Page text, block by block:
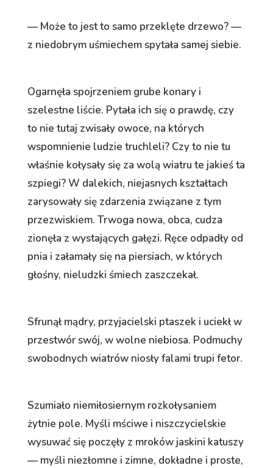
— Może to jest to samo przeklęte drzewo? —
z niedobrym uśmiechem spytała samej siebie.
Ogarnęła spojrzeniem grube konary i
szelestne liście. Pytała ich się o prawdę, czy
to nie tutaj zwisały owoce, na których
wspomnienie ludzie truchleli? Czy to nie tu
właśnie kołysały się za wolą wiatru te jakieś ta
szpiegi? W dalekich, niejasnych kształtach
zarysowały się zdarzenia związane z tym
przezwiskiem. Trwoga nowa, obca, cudza
zionęła z wystających gałęzi. Ręce odpadły od
pnia i załamały się na piersiach, w których
głośny, nieludzki śmiech zaszczekał.
Sfrunął mądry, przyjacielski ptaszek i uciekł w
przestwór swój, w wolne niebiosa. Podmuchy
swobodnych wiatrów niosły falami trupi fetor.
Szumiało niemiłosiernym rozkołysaniem
żytnie pole. Myśli mściwe i niszczycielskie
wysuwać się poczęły z mroków jaskini katuszy
— myśli niezłomne i zimne, dokładne i proste,